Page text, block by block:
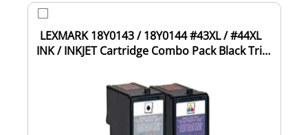
LEXMARK 18Y0143 / 18Y0144 #43XL / #44XL
INK / INKJET Cartridge Combo Pack Black Tri-